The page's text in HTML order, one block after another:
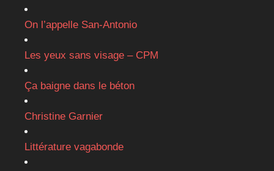
On l’appelle San-Antonio
Les yeux sans visage – CPM
Ça baigne dans le béton
Christine Garnier
Littérature vagabonde